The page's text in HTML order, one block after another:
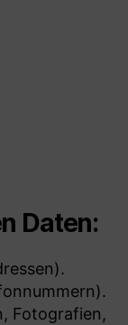
Daten:
Fotografien,